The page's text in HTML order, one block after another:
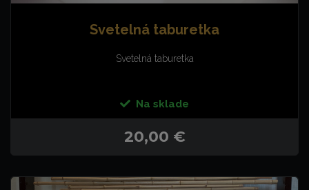
Svetelná taburetka
Svetelná taburetka
Na sklade
20,00 €